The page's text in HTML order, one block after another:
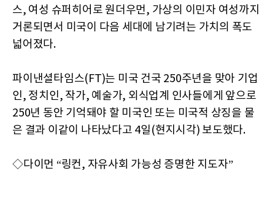
스, 여성 슈퍼히어로 원더우먼, 가상의 이민자 여성까지
거론되면서 미국이 다음 세대에 남기려는 가치의 폭도
넓어졌다.
파이낸셜타임스(FT)는 미국 건국 250주년을 맞아 기업
인, 정치인, 작가, 예술가, 외식업계 인사들에게 앞으로
250년 동안 기억돼야 할 미국인 또는 미국적 상징을 물
은 결과 이같이 나타났다고 4일(현지시각) 보도했다.
◇다이먼 “링컨, 자유사회 가능성 증명한 지도자”